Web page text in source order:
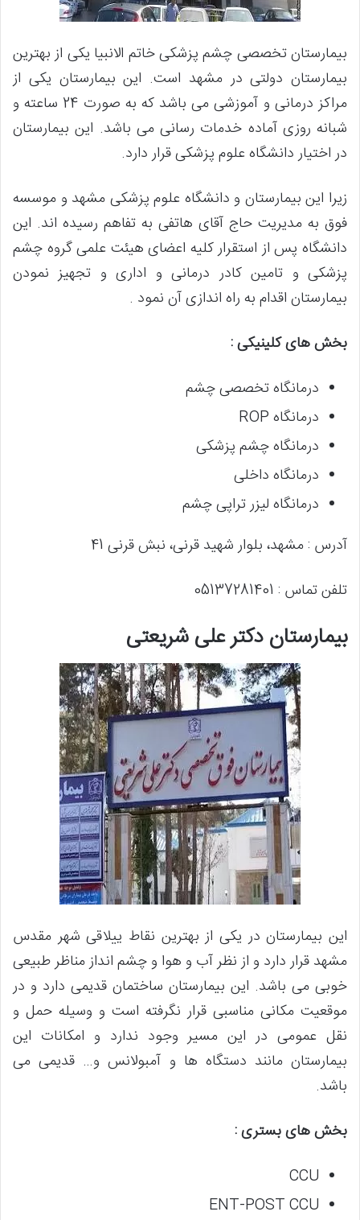
بیمارستان تخصصی چشم پزشکی خاتم الانبیا یکی از بهترین
بیمارستان دولتی در مشهد است. این بیمارستان یکی از
مراکز درمانی و آموزشی می باشد که به صورت 24 ساعته و
شبانه روزی آماده خدمات رسانی می باشد. این بیمارستان
در اختیار دانشگاه علوم پزشکی قرار دارد.
زیرا این بیمارستان و دانشگاه علوم پزشکی مشهد و موسسه
فوق به مدیریت حاج آقای هاتفی به تفاهم رسیده اند. این
دانشگاه پس از استقرار کلیه اعضای هیئت علمی گروه چشم
پزشکی و تامین کادر درمانی و اداری و تجهیز نمودن
بیمارستان اقدام به راه اندازی آن نمود .
بخش های کلینیکی :
درمانگاه تخصصی چشم
درمانگاه ROP
درمانگاه چشم پزشکی
درمانگاه داخلی
درمانگاه لیزر تراپی چشم
آدرس : مشهد، بلوار شهید قرنی، نبش قرنی 41
تلفن تماس : 05137281401
بیمارستان دکتر علی شریعتی
این بیمارستان در یکی از بهترین نقاط ییلاقی شهر مقدس
مشهد قرار دارد و از نظر آب و هوا و چشم انداز مناظر طبیعی
خوبی می باشد. این بیمارستان ساختمان قدیمی دارد و در
موقعیت مکانی مناسبی قرار نگرفته است و وسیله حمل و
نقل عمومی در این مسیر وجود ندارد و امکانات این
بیمارستان مانند دستگاه ها و آمبولانس و… قدیمی می
باشد.
بخش های بستری :
CCU
ENT-POST CCU